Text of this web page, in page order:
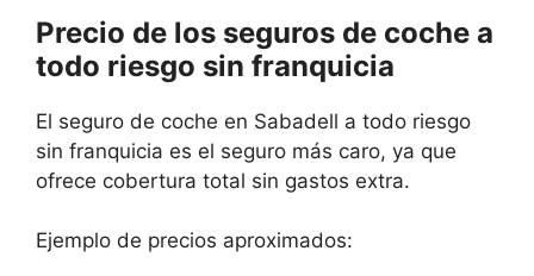
Precio de los seguros de coche a
todo riesgo sin franquicia
El seguro de coche en Sabadell a todo riesgo
sin franquicia es el seguro más caro, ya que
ofrece cobertura total sin gastos extra.
Ejemplo de precios aproximados: